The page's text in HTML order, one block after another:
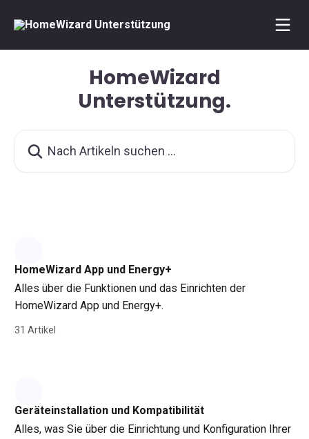
HomeWizard
Unterstützung.
HomeWizard App und Energy+
Alles über die Funktionen und das Einrichten der
HomeWizard App und Energy+.
31 Artikel
Geräteinstallation und Kompatibilität
Alles, was Sie über die Einrichtung und Konfiguration Ihrer